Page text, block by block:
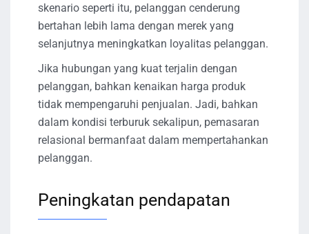
skenario seperti itu, pelanggan cenderung
bertahan lebih lama dengan merek yang
selanjutnya meningkatkan loyalitas pelanggan.
Jika hubungan yang kuat terjalin dengan
pelanggan, bahkan kenaikan harga produk
tidak mempengaruhi penjualan. Jadi, bahkan
dalam kondisi terburuk sekalipun, pemasaran
relasional bermanfaat dalam mempertahankan
pelanggan.
Peningkatan pendapatan